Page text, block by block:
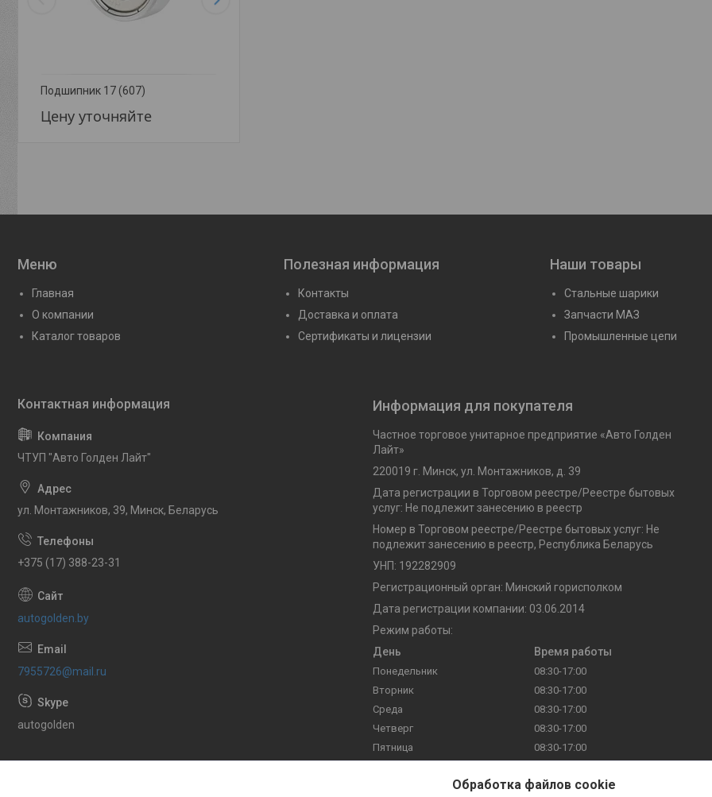
Подшипник 17 (607)
Цену уточняйте
Меню
Главная
О компании
Каталог товаров
Полезная информация
Контакты
Доставка и оплата
Сертификаты и лицензии
Наши товары
Стальные шарики
Запчасти МАЗ
Промышленные цепи
ЧТУП "Авто Голден Лайт"
ул. Монтажников, 39, Минск, Беларусь
+375 (17) 388-23-31
autogolden.by
7955726@mail.ru
autogolden
Информация для покупателя
Частное торговое унитарное предприятие «Авто Голден
Лайт»
220019 г. Минск, ул. Монтажников, д. 39
Дата регистрации в Торговом реестре/Реестре бытовых
услуг: Не подлежит занесению в реестр
Номер в Торговом реестре/Реестре бытовых услуг: Не
подлежит занесению в реестр, Республика Беларусь
УНП: 192282909
Регистрационный орган: Минский горисполком
Дата регистрации компании: 03.06.2014
Режим работы:
День
Время работы
Понедельник
08:30-17:00
Вторник
08:30-17:00
Среда
08:30-17:00
Четверг
08:30-17:00
Пятница
08:30-17:00
Выходной
Обработка файлов cookie